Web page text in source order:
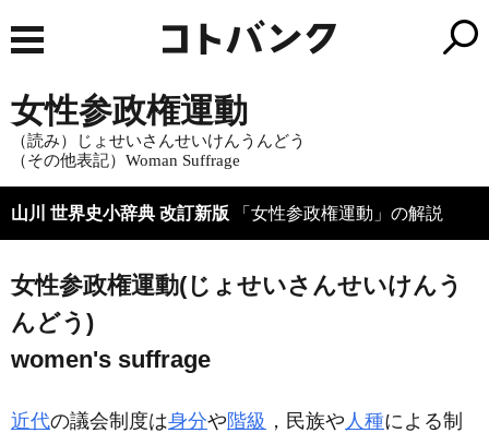
女性参政権運動
（読み）じょせいさんせいけんうんどう
（その他表記）Woman Suffrage
山川 世界史小辞典 改訂新版 「女性参政権運動」の解説
女性参政権運動(じょせいさんせいけんう
んどう)
women's suffrage
近代の議会制度は身分や階級 ，民族や 人種による制